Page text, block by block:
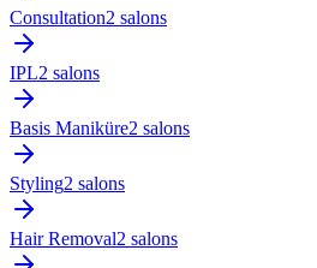
Consultation2 salons
IPL2 salons
Basis Maniküre2 salons
Styling2 salons
Hair Removal2 salons